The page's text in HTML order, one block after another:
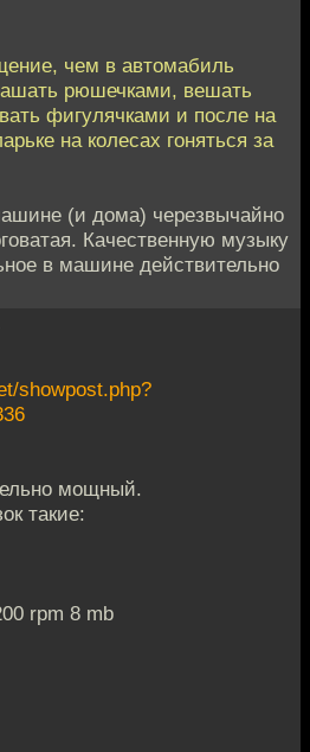
чем в автомабиль
рюшечками, вешать
фигулячками и после на
на колесах гоняться за
(и дома) черезвычайно
Качественную музыку
в машине действительно
showpost.php?
мощный.
такие:
rpm 8 mb